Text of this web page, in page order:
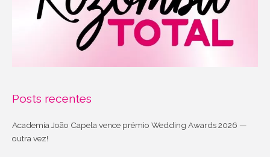
Posts recentes
Academia João Capela vence prémio Wedding Awards 2026 —
outra vez!